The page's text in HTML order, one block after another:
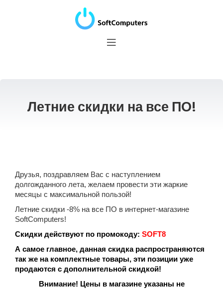
Летние скидки на все ПО!
Друзья, поздравляем Вас с наступлением
долгожданного лета, желаем провести эти жаркие
месяцы с максимальной пользой!
Летние скидки -8% на все ПО в интернет-магазине
SoftComputers!
Скидки действуют по промокоду: SOFT8
А самое главное, данная скидка распространяются
так же на комплектные товары, эти позиции уже
продаются с дополнительной скидкой!
Внимание! Цены в магазине указаны не